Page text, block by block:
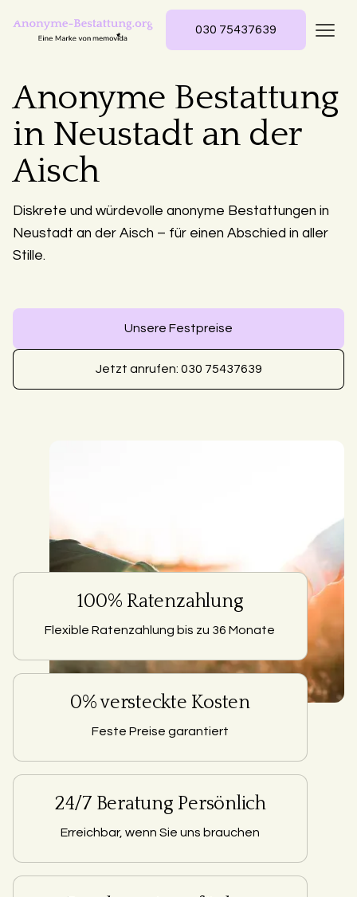
030 75437639
Anonyme Bestattung
in Neustadt an der
Aisch
Diskrete und würdevolle anonyme Bestattungen in
Neustadt an der Aisch – für einen Abschied in aller
Stille.
Unsere Festpreise
Jetzt anrufen: 030 75437639
100% Ratenzahlung
Flexible Ratenzahlung bis zu 36 Monate
0% versteckte Kosten
Feste Preise garantiert
24/7 Beratung Persönlich
Erreichbar, wenn Sie uns brauchen